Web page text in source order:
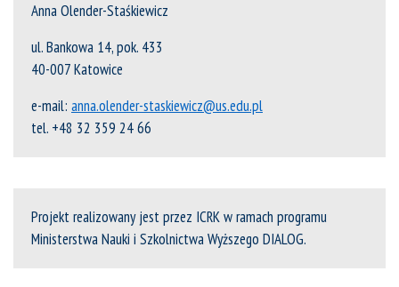
Anna Olender-Staśkiewicz
ul. Bankowa 14, pok. 433
40-007 Katowice
e-mail: anna.olender-staskiewicz@us.edu.pl
tel. +48 32 359 24 66
Projekt realizowany jest przez ICRK w ramach programu
Ministerstwa Nauki i Szkolnictwa Wyższego DIALOG.